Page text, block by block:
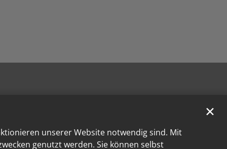
unserer Website notwendig sind. Mit
genutzt werden. Sie können selbst
✕